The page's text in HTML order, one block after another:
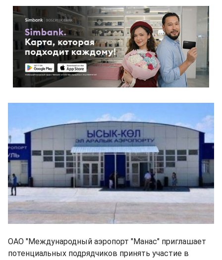
ОАО "Международный аэропорт "Манас" приглашает
потенциальных подрядчиков принять участие в